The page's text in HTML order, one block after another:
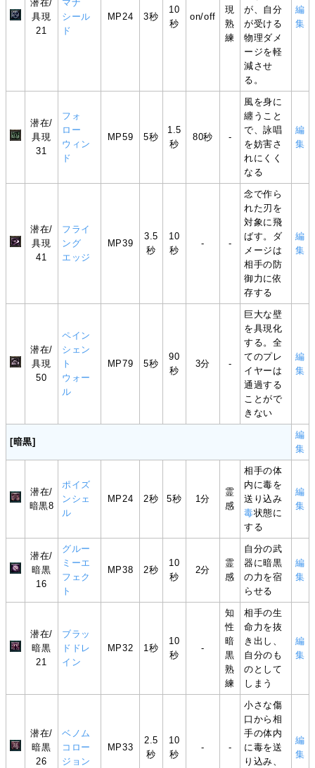
潜在/
具現
21
マナ
シール
ド
MP24 3秒
10
秒
on/off
現
熟
練
が、自分
が受ける
物理ダメ
ージを軽
減させ
る。
編
集
潜在/
具現
31
フォ
ロー
ウィン
ド
MP59 5秒
1.5
秒
80秒 -
風を身に
纏うこと
で、詠唱
を妨害さ
れにくく
なる
編
集
潜在/
具現
41
フライ
ング
エッジ
MP39
3.5
秒
10
秒
- -
念で作ら
れた刃を
対象に飛
ばす。ダ
メージは
相手の防
御力に依
存する
編
集
潜在/
具現
50
ペイン
シェン
ト
ウォー
ル
MP79 5秒
90
秒
3分 -
巨大な壁
を具現化
する。全
てのプレ
イヤーは
通過する
ことがで
きない
編
集
[暗黒]
編
集
潜在/
暗黒8
ポイズ
ンシェ
ル
MP24 2秒 5秒 1分
霊
感
相手の体
内に毒を
送り込み
毒状態に
する
編
集
潜在/
暗黒
16
グルー
ミーエ
フェク
ト
MP38 2秒
10
秒
2分
霊
感
自分の武
器に暗黒
の力を宿
らせる
編
集
潜在/
暗黒
21
ブラッ
ドドレ
イン
MP32 1秒
10
秒
-
知
性
暗
黒
熟
練
相手の生
命力を抜
き出し、
自分のも
のとして
しまう
編
集
潜在/
暗黒
26
ベノム
コロー
ジョン
MP33
2.5
秒
10
秒
- -
小さな傷
口から相
手の体内
に毒を送
り込み、
編
集